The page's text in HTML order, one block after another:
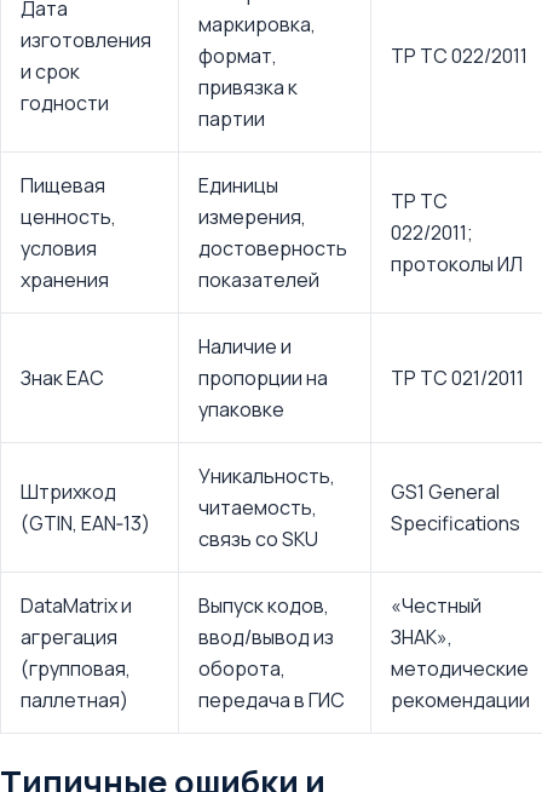
Дата
изготовления
и срок
годности
маркировка,
формат,
привязка к
партии
ТР ТС 022/2011
Пищевая
ценность,
условия
хранения
Единицы
измерения,
достоверность
показателей
ТР ТС
022/2011;
протоколы ИЛ
Знак ЕАС
Наличие и
пропорции на
упаковке
ТР ТС 021/2011
Штрихкод
(GTIN, EAN‑13)
Уникальность,
читаемость,
связь со SKU
GS1 General
Specifications
DataMatrix и
агрегация
(групповая,
паллетная)
Выпуск кодов,
ввод/вывод из
оборота,
передача в ГИС
«Честный
ЗНАК»,
методические
рекомендации
Типичные ошибки и